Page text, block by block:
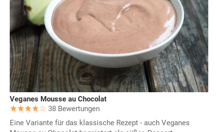
Veganes Mousse au Chocolat
38 Bewertungen
Eine Variante für das klassische Rezept - auch Veganes